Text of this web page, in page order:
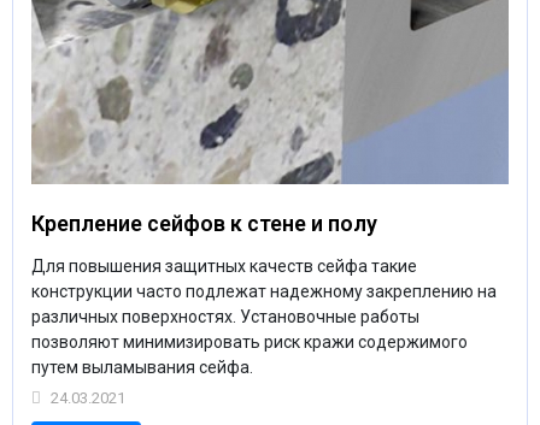
Крепление сейфов к стене и полу
Для повышения защитных качеств сейфа такие
конструкции часто подлежат надежному закреплению на
различных поверхностях. Установочные работы
позволяют минимизировать риск кражи содержимого
путем выламывания сейфа.
24.03.2021